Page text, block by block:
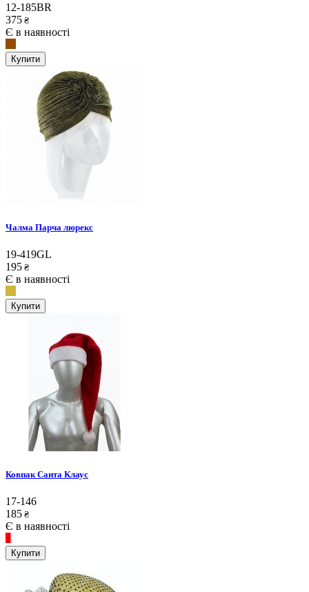
12-185BR
375 ₴
Є в наявності
Купити
Чалма Парча люрекс
19-419GL
195 ₴
Є в наявності
Купити
Ковпак Санта Клаус
17-146
185 ₴
Є в наявності
Купити